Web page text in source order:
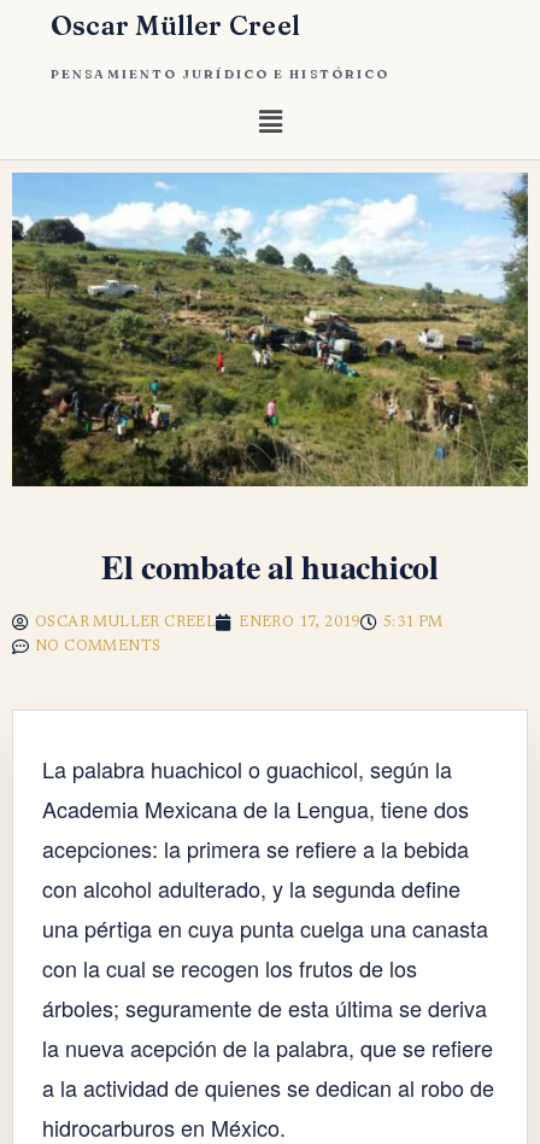
Oscar Müller Creel
PENSAMIENTO JURÍDICO E HISTÓRICO
El combate al huachicol
OSCAR MULLER CREEL ENERO 17, 2019
5:31 PM
NO COMMENTS
La palabra huachicol o guachicol, según la
Academia Mexicana de la Lengua, tiene dos
acepciones: la primera se refiere a la bebida
con alcohol adulterado, y la segunda define
una pértiga en cuya punta cuelga una canasta
con la cual se recogen los frutos de los
árboles; seguramente de esta última se deriva
la nueva acepción de la palabra, que se refiere
a la actividad de quienes se dedican al robo de
hidrocarburos en México.